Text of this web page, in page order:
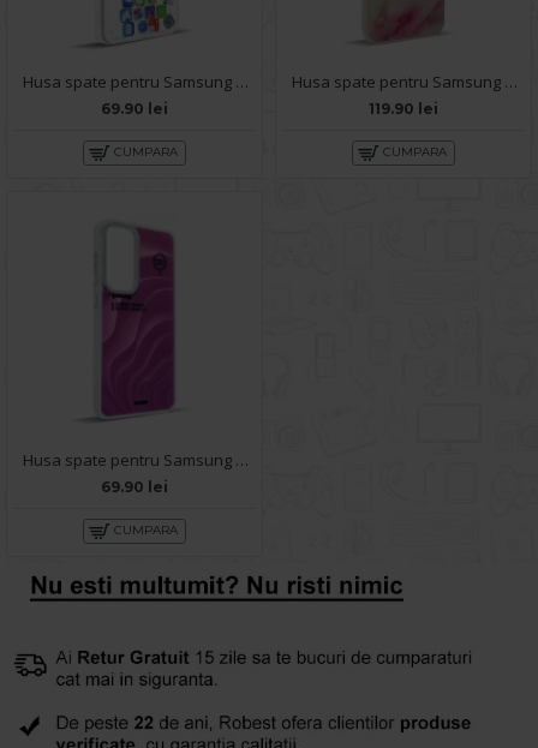
Husa spate pentru Samsung Galaxy S23 FE- Dinamic case
69.90 lei
CUMPARA
Husa spate pentru Samsung Galaxy S23 FE - Happy case
119.90 lei
CUMPARA
Husa spate pentru Samsung Galaxy S23 FE- Dun case Visiniu
69.90 lei
CUMPARA